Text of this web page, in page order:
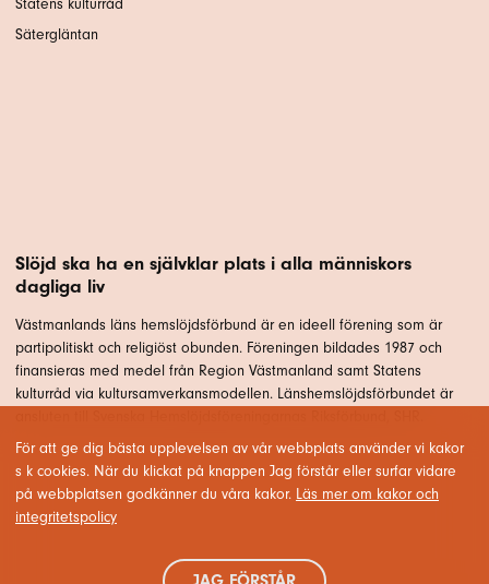
Statens kulturråd
Sätergläntan
Slöjd ska ha en självklar plats i alla människors
dagliga liv
Västmanlands läns hemslöjdsförbund är en ideell förening som är
partipolitiskt och religiöst obunden. Föreningen bildades 1987 och
finansieras med medel från Region Västmanland samt Statens
kulturråd via kultursamverkansmodellen. Länshemslöjdsförbundet är
För att ge dig bästa upplevelsen av vår webbplats använder vi kakor
s k cookies. När du klickat på knappen Jag förstår eller surfar vidare
på webbplatsen godkänner du våra kakor. Läs mer om kakor och
integritetspolicy